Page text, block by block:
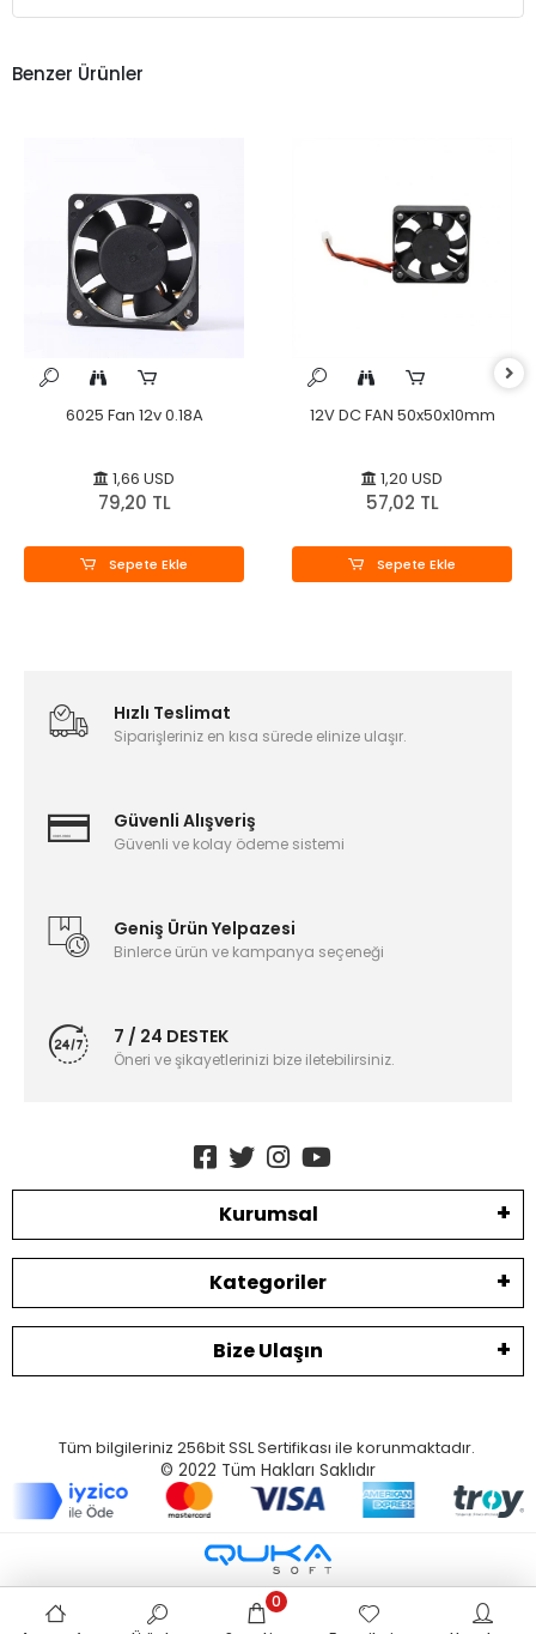
Benzer Ürünler
6025 Fan 12v 0.18A
1,66 USD
79,20 TL
Sepete Ekle
12V DC FAN 50x50x10mm
1,20 USD
57,02 TL
Sepete Ekle
Hızlı Teslimat
Siparişleriniz en kısa sürede elinize ulaşır.
Güvenli Alışveriş
Güvenli ve kolay ödeme sistemi
Geniş Ürün Yelpazesi
Binlerce ürün ve kampanya seçeneği
7 / 24 DESTEK
Öneri ve şikayetlerinizi bize iletebilirsiniz.
Kurumsal
Kategoriler
Bize Ulaşın
Tüm bilgileriniz 256bit SSL Sertifikası ile korunmaktadır.
© 2022 Tüm Hakları Saklıdır
0